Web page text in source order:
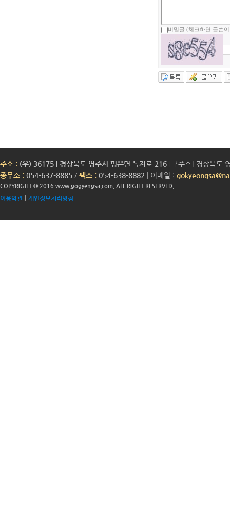
비밀글 (체크하면 글쓴
주소 : (우) 36175 | 경상북도 영주시 평은면 녹지로 216 [구주소] 경상북도
종무소 : 054-637-8885 / 팩스 : 054-638-8882 | 이메일 :
COPYRIGHT © 2016 www.gogyengsa.com. ALL RIGHT RESERVED.
이용약관| 개인정보처리방침